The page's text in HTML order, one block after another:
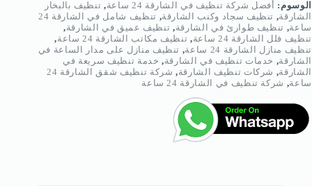
0568950034
الوسوم: أفضل شركة تنظيف في الشارقة 24 ساعة , تنظيف بالبخار
الشارقة, تنظيف سجاد وكنب الشارقة,
تنظيف شامل في الشارقة 24
ساعة, تنظيف طوارئ في الشارقة, تنظيف عميق في الشارقة,
تنظيف فلل الشارقة 24 ساعة
, تنظيف مكاتب الشارقة 24 ساعة
,
تنظيف منازل الشارقة 24 ساعة
, تنظيف منازل على مدار الساعة في
الشارقة, خدمات تنظيف في الشارقة, خدمة تنظيف سريعة في
الشارقة, شركات تنظيف الشارقة,
شركة تنظيف شقق الشارقة 24
ساعة, شركة تنظيف في الشارقة 24 ساعة